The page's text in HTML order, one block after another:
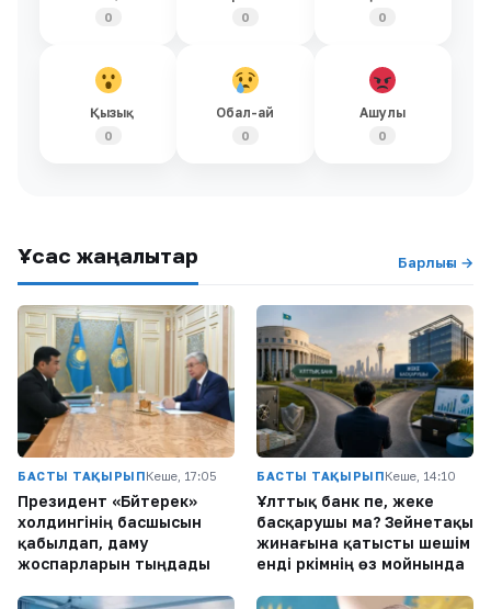
0 0 0
Қызық
0
Обал-ай
0
Ашулы
0
Ұқсас жаңалықтар Барлығы →
БАСТЫ ТАҚЫРЫПКеше, 17:05
Президент «Бәйтерек»
холдингінің басшысын
қабылдап, даму
жоспарларын тыңдады
БАСТЫ ТАҚЫРЫПКеше, 14:10
Ұлттық банк пе, жеке
басқарушы ма? Зейнетақы
жинағына қатысты шешім
енді әркімнің өз мойнында